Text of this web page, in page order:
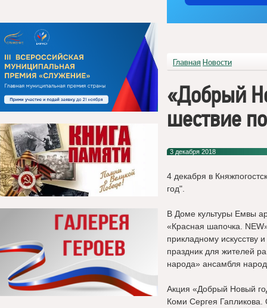
Главная Новости
«Добрый
шествие
3 декабря 2018
4 декабря в
год".
В Доме культуры Емвы
«Красная шапочка.
прикладному
праздник для жителей
народа» ансамбля
Акция «Добрый Новый
Коми Сергея Гапликова.